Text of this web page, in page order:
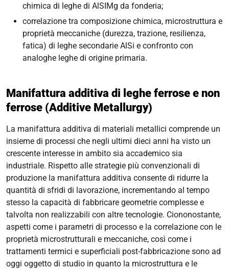
chimica di leghe di AlSIMg da fonderia;
correlazione tra composizione chimica, microstruttura e
proprietà meccaniche (durezza, trazione, resilienza,
fatica) di leghe secondarie AlSi e confronto con
analoghe leghe di origine primaria.
Manifattura additiva di leghe ferrose e non
ferrose (Additive Metallurgy)
La manifattura additiva di materiali metallici comprende un
insieme di processi che negli ultimi dieci anni ha visto un
crescente interesse in ambito sia accademico sia
industriale. Rispetto alle strategie più convenzionali di
produzione la manifattura additiva consente di ridurre la
quantità di sfridi di lavorazione, incrementando al tempo
stesso la capacità di fabbricare geometrie complesse e
talvolta non realizzabili con altre tecnologie. Ciononostante,
aspetti come i parametri di processo e la correlazione con le
proprietà microstrutturali e meccaniche, così come i
trattamenti termici e superficiali post-fabbricazione sono ad
oggi oggetto di studio in quanto la microstruttura e le